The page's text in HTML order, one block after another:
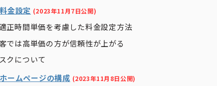
金設定 (2023年11月7日公開)
正時間単価を考慮した料金設定方法
では高単価の方が信頼性が上がる
クについて
ームページの構成 (2023年11月8日公開)